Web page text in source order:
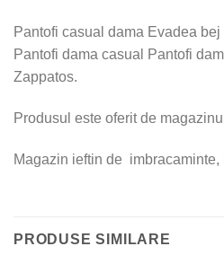
Pantofi casual dama Evadea
Pantofi dama casual Pantofi
Zappatos.
Produsul este oferit de
Magazin ieftin de
PRODUSE SIMILARE